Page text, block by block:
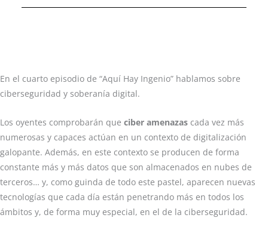
En el cuarto episodio de “Aquí Hay Ingenio” hablamos sobre
ciberseguridad y soberanía digital.
Los oyentes comprobarán que ciber amenazas cada vez más
numerosas y capaces actúan en un contexto de digitalización
galopante. Además, en este contexto se producen de forma
constante más y más datos que son almacenados en nubes de
terceros… y, como guinda de todo este pastel, aparecen nuevas
tecnologías que cada día están penetrando más en todos los
ámbitos y, de forma muy especial, en el de la ciberseguridad.